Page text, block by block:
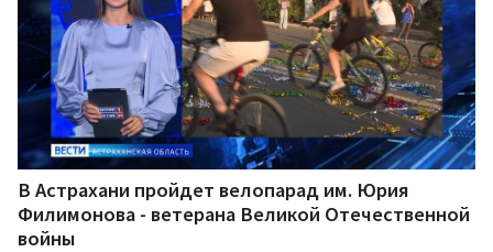
В Астрахани пройдет велопарад им. Юрия
Филимонова - ветерана Великой Отечественной
войны